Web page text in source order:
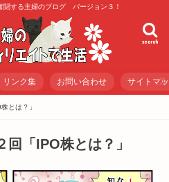
闘する主婦のブログ バージョン３！
search
リンク集 お問い合わせ サイトマ
とは？」
「IPO株とは？」